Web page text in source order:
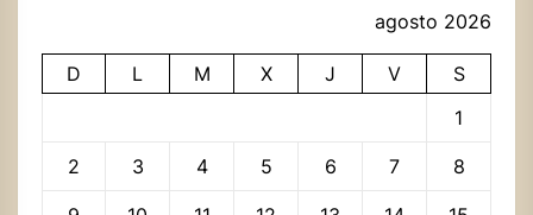
agosto 2026
D L M X J V
S
1
2 3 4 5 6 7 8